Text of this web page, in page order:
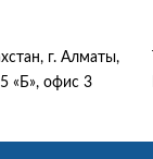
г. Алматы,
«Б», офис 3